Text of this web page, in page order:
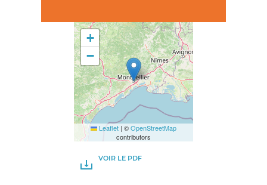
+
−
Leaflet | ©OpenStreetMap
contributors
VOIR LE PDF